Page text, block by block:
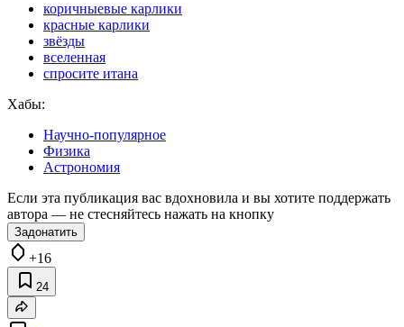
коричныевые карлики
красные карлики
звёзды
вселенная
спросите итана
Хабы:
Научно-популярное
Физика
Астрономия
Если эта публикация вас вдохновила и вы хотите поддержать
автора — не стесняйтесь нажать на кнопку
Задонатить
+16
24